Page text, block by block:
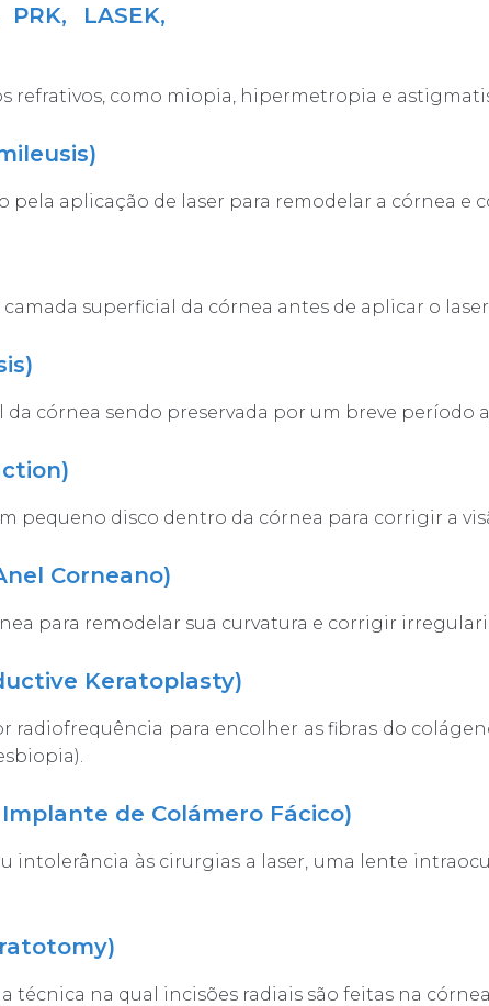
LASEK,
refrativos, como miopia, hipermetropia e
pela aplicação de laser para remodelar a córnea e
superficial da córnea antes de aplicar o
da córnea sendo preservada por um breve período
pequeno disco dentro da córnea para corrigir a
Corneano)
para remodelar sua curvatura e corrigir
Keratoplasty)
radiofrequência para encolher as fibras do
de Colámero Fácico)
intolerância às cirurgias a laser, uma lente
técnica na qual incisões radiais são feitas na